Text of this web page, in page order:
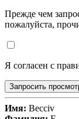
Прежде чем
пожалуйста,
Я согласен с
Запросить
Имя: Becciv